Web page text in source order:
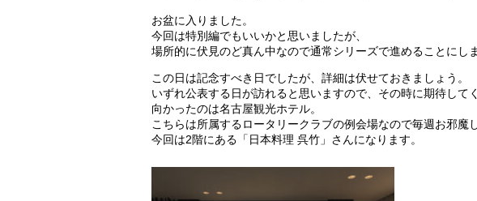
お盆に入りました。
今回は特別編でもいいかと思いましたが、
場所的に伏見のど真ん中なので通常シリーズで進めることにしま
この日は記念すべき日でしたが、詳細は伏せておきましょう。
いずれ公表する日が訪れると思いますので、その時に期待して
向かったのは名古屋観光ホテル。
こちらは所属するロータリークラブの例会場なので毎週お邪魔
今回は2階にある「日本料理 呉竹」さんになります。